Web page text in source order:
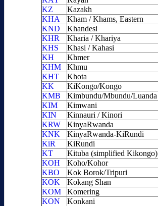
KZ
Kazakh
KHA
Kham / Khams, Eastern
KND
Khandesi
KHR
Kharia / Khariya
KHS
Khasi / Kahasi
KH
Khmer
KHM
Khmu
KHT
Khota
KK
KiKongo/Kongo
KMB
Kimbundu/Mbundu/Luanda
KIM
Kimwani
KIN
Kinnauri / Kinori
KRW
KinyaRwanda
KNK
KinyaRwanda-KiRundi
KiR
KiRundi
KT
Kituba (simplified Kikongo)
KOH
Koho/Kohor
KBO
Kok Borok/Tripuri
KOK
Kokang Shan
KOM
Komering
KON
Konkani